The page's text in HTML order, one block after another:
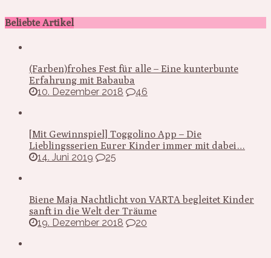
Beliebte Artikel
(Farben)frohes Fest für alle – Eine kunterbunte
Erfahrung mit Babauba
10. Dezember 2018
46
[Mit Gewinnspiel] Toggolino App – Die
Lieblingsserien Eurer Kinder immer mit dabei…
14. Juni 2019
25
Biene Maja Nachtlicht von VARTA begleitet Kinder
sanft in die Welt der Träume
19. Dezember 2018
20